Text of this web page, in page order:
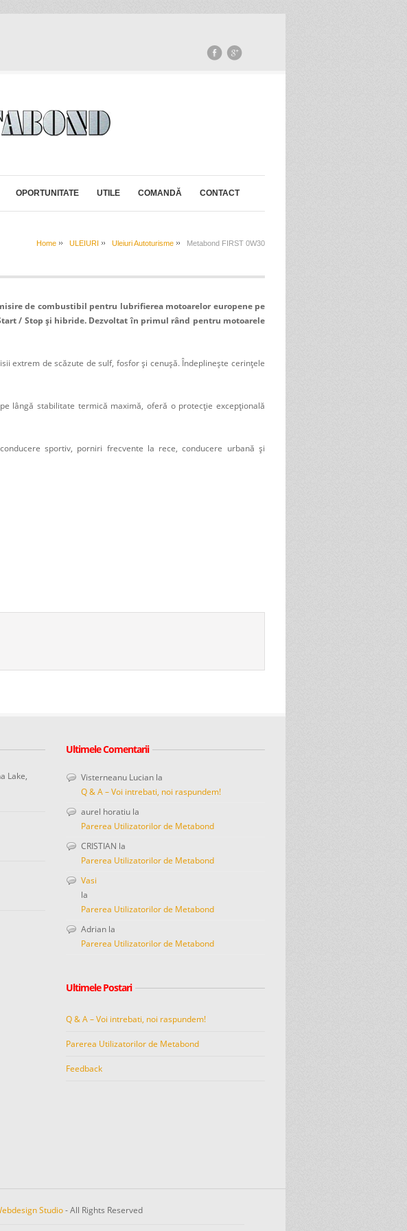
OPORTUNITATE UTILE COMANDĂ CONTACT
Home ULEIURI Uleiuri Autoturisme Metabond FIRST 0W30
de combustibil pentru lubrifierea motoarelor europene pe
/ Stop și hibride. Dezvoltat în primul rând pentru motoarele
extrem de scăzute de sulf, fosfor și cenușă. Îndeplinește cerințele
lângă stabilitate termică maximă, oferă o protecție excepțională
sportiv, porniri frecvente la rece, conducere urbană și
Lake,
Ultimele Comentarii
Visterneanu Lucian la
Q & A – Voi intrebati, noi raspundem!
aurel horatiu la
Parerea Utilizatorilor de Metabond
CRISTIAN la
Parerea Utilizatorilor de Metabond
Vasi
la
Parerea Utilizatorilor de Metabond
Adrian la
Parerea Utilizatorilor de Metabond
Ultimele Postari
Q & A – Voi intrebati, noi raspundem!
Parerea Utilizatorilor de Metabond
Feedback
Studio- All Rights Reserved